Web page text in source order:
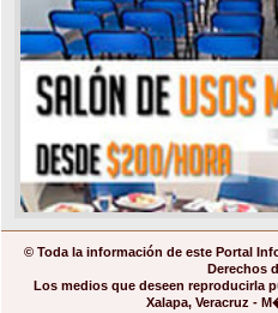
© Toda la información de este Portal
Derechos
Los medios que deseen reproducirla
Xalapa, Veracruz -